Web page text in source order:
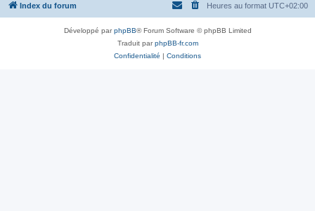
Index du forum Heures au format UTC+02:00
Développé parphpBB® Forum Software © phpBB Limited
Traduit parphpBB-fr.com
Confidentialité | Conditions